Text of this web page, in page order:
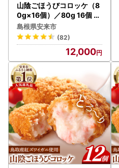
山陰ごほうびコロッケ（8
0g×16個）／80g 16個 カ
ニ クリーム コロッケ ごほ
うび ごちそう 美味しい パ
ーティー おもてなし 人気
簡単 時短 タイムパフォー
マンス 小分け べにずわい
がに ズワイガニ 生乳 とろ
とろ おいしい 島根県 安来
市 【価格変更X】【12-SF
-13】
島根県安来市
(82)
12,000